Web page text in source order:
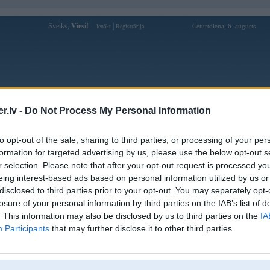
- Do Not Process My Personal Information
opt-out of the sale, sharing to third parties, or processing of your
for targeted advertising by us, please use the below opt-out
selection. Please note that after your opt-out request is processed
interest-based ads based on personal information utilized by us
to third parties prior to your opt-out. You may separately
of your personal information by third parties on the IAB’s list of
This information may also be disclosed by us to third parties on the
Participants that may further disclose it to other third parties.
Sveiks, Viesi! Ienākt Reģistrācija Ceturtdiena, 6. augusts
Forums Galerijas Reģistrācija Lietotāji
Lietotāja taichinhvn24hcom profils
Lietotājvārds:
taichinhvn24hcom
Ziņojumi forumā:
0
Pēdējie ziņojumi forumā